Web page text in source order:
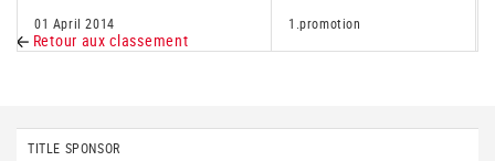
01 April 2014 1.promotion
Retour aux classement
TITLE SPONSOR